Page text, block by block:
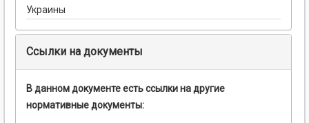
Украины
Ссылки на документы
В данном документе есть ссылки на другие
нормативные документы: